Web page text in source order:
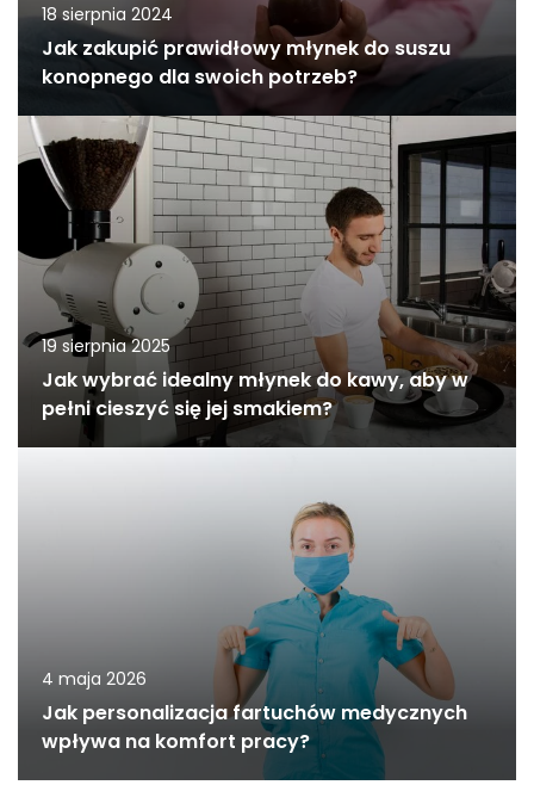
18 sierpnia 2024
Jak zakupić prawidłowy młynek do suszu
konopnego dla swoich potrzeb?
19 sierpnia 2025
Jak wybrać idealny młynek do kawy, aby w
pełni cieszyć się jej smakiem?
4 maja 2026
Jak personalizacja fartuchów medycznych
wpływa na komfort pracy?